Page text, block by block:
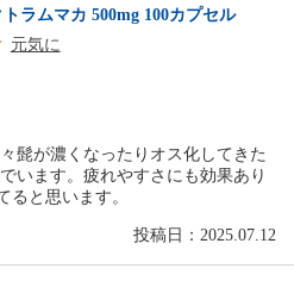
ラムマカ 500mg 100カプセル
元気に
髭が濃くなったりオス化してきた
います。疲れやすさにも効果あり
ると思います。
投稿日：2025.07.12